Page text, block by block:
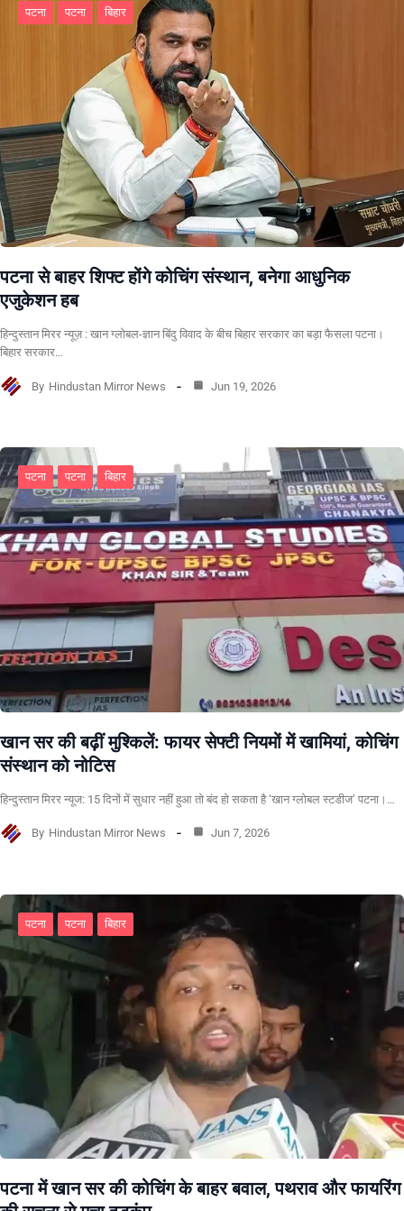
पटना पटना बिहार
पटना से बाहर शिफ्ट होंगे कोचिंग संस्थान, बनेगा आधुनिक
एजुकेशन हब
हिन्दुस्तान मिरर न्यूज़ : खान ग्लोबल-ज्ञान बिंदु विवाद के बीच बिहार सरकार का बड़ा फैसला पटना।
बिहार सरकार…
By Hindustan Mirror News Jun 19, 2026
पटना पटना बिहार
खान सर की बढ़ीं मुश्किलें: फायर सेफ्टी नियमों में खामियां, कोचिंग
संस्थान को नोटिस
हिन्दुस्तान मिरर न्यूज: 15 दिनों में सुधार नहीं हुआ तो बंद हो सकता है ‘खान ग्लोबल स्टडीज’ पटना।…
By Hindustan Mirror News Jun 7, 2026
पटना पटना बिहार
पटना में खान सर की कोचिंग के बाहर बवाल, पथराव और फायरिंग